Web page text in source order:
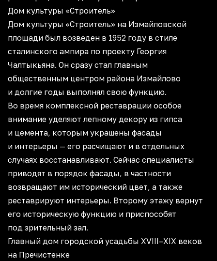
Дом культуры «Строитель»
Дом культуры «Строитель» на Измайловской
площади был возведен в 1952 году в стиле
сталинского ампира по проекту Георгия
Чалтыкьяна. Он сразу стал главным
общественным центром района Измайлово
и долгие годы выполнял свою функцию.
Во время комплексной реставрации особое
внимание уделяют лепному декору из гипса
и цемента, которым украшены фасады
и интерьеры — его расчищают и в отдельных
случаях восстанавливают. Сейчас специалисты
приводят в порядок фасады, в частности
возвращают им исторический цвет, а также
реставрируют интерьеры. Второму этажу вернут
его историческую функцию и приспособят
под зрительный зал.
Главный дом городской усадьбы XVIII–XIX веков
на Пречистенке